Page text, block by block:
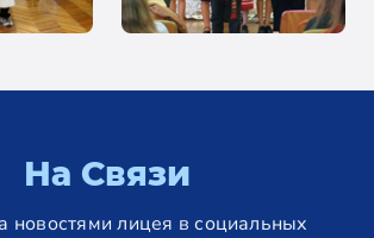
На Связи
новостями лицея в социальных